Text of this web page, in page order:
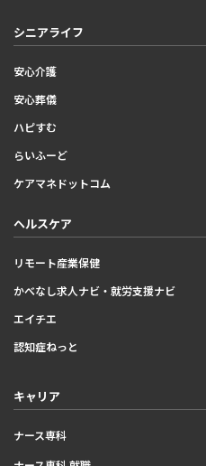
シニアライフ
安心介護
安心葬儀
ハピすむ
らいふーど
ケアマネドットコム
ヘルスケア
リモート産業保健
かべなし求人ナビ・就労支援ナビ
エイチエ
認知症ねっと
キャリア
ナース専科